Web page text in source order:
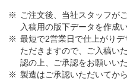
ご注文後、当社スタッフが
入稿用の版下データを作成
最短で2営業日で仕上がり
ただきますので、ご入稿い
認の上、ご承認をお願いいた
製造はご承認いただいてか